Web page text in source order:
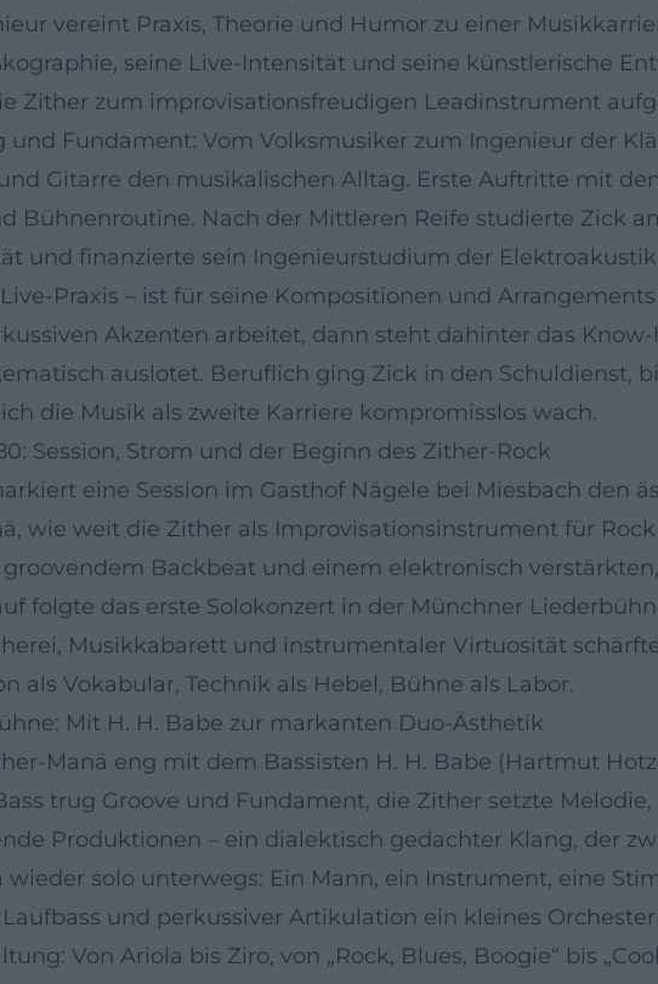
vereint Praxis, Theorie und Humor zu einer
seine Live-Intensität und seine künstlerische
Zither zum improvisationsfreudigen Leadinstrument
und Fundament: Vom Volksmusiker zum Ingenieur der
Gitarre den musikalischen Alltag. Erste Auftritte mit
Bühnenroutine. Nach der Mittleren Reife studierte Zick
und finanzierte sein Ingenieurstudium der
Praxis – ist für seine Kompositionen und
Akzenten arbeitet, dann steht dahinter das
auslotet. Beruflich ging Zick in den Schuldienst,
die Musik als zweite Karriere kompromisslos wach.
Session, Strom und der Beginn des Zither-Rock
eine Session im Gasthof Nägele bei Miesbach den
wie weit die Zither als Improvisationsinstrument für
Backbeat und einem elektronisch
folgte das erste Solokonzert in der Münchner
Musikkabarett und instrumentaler Virtuosität
als Vokabular, Technik als Hebel, Bühne als Labor.
Mit H. H. Babe zur markanten Duo-Ästhetik
Manä eng mit dem Bassisten H. H. Babe (Hartmut
trug Groove und Fundament, die Zither setzte
Produktionen – ein dialektisch gedachter Klang, der
wieder solo unterwegs: Ein Mann, ein Instrument, eine
und perkussiver Artikulation ein kleines
Von Ariola bis Ziro, von „Rock, Blues, Boogie“ bis